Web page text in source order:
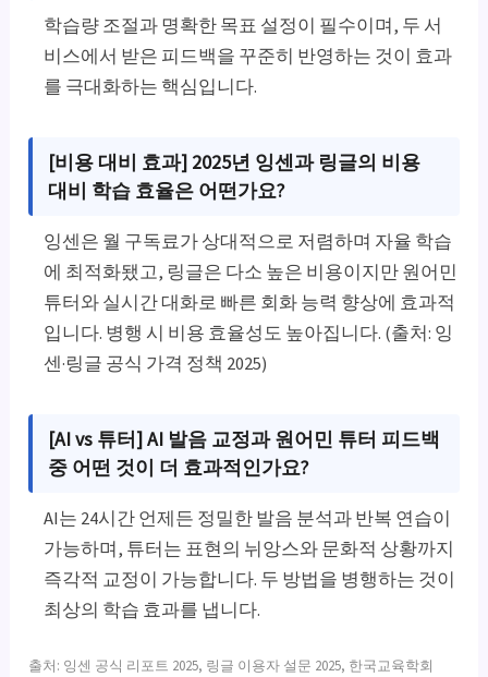
학습량 조절과 명확한 목표 설정이 필수이며, 두 서
비스에서 받은 피드백을 꾸준히 반영하는 것이 효과
를 극대화하는 핵심입니다.
[비용 대비 효과] 2025년 잉센과 링글의 비용
대비 학습 효율은 어떤가요?
잉센은 월 구독료가 상대적으로 저렴하며 자율 학습
에 최적화됐고, 링글은 다소 높은 비용이지만 원어민
튜터와 실시간 대화로 빠른 회화 능력 향상에 효과적
입니다. 병행 시 비용 효율성도 높아집니다. (출처: 잉
센·링글 공식 가격 정책 2025)
[AI vs 튜터] AI 발음 교정과 원어민 튜터 피드백
중 어떤 것이 더 효과적인가요?
AI는 24시간 언제든 정밀한 발음 분석과 반복 연습이
가능하며, 튜터는 표현의 뉘앙스와 문화적 상황까지
즉각적 교정이 가능합니다. 두 방법을 병행하는 것이
최상의 학습 효과를 냅니다.
출처: 잉센 공식 리포트 2025, 링글 이용자 설문 2025, 한국교육학회